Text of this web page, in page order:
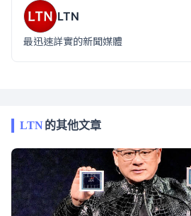
LTN
最迅速詳實的新聞媒體
LTN的其他文章